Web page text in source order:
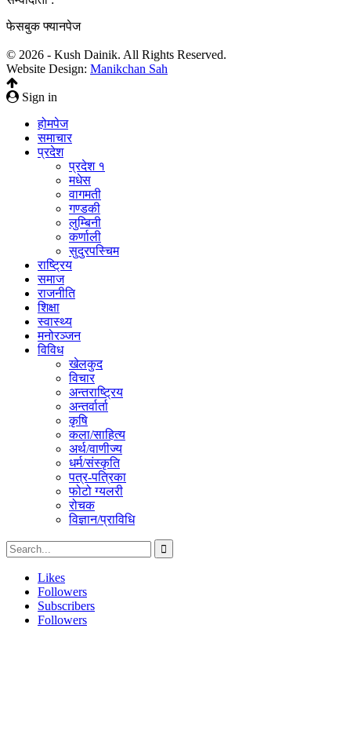
फेसबुक फ्यानपेज
© 2026 - Kush Dainik. All Rights Reserved.
Website Design: Manikchan Sah
Sign in
होमपेज
समाचार
प्रदेश
प्रदेश १
मधेस
वागमती
गण्डकी
लुम्बिनी
कर्णाली
सुदुरपस्चिम
राष्ट्रिय
समाज
राजनीति
शिक्षा
स्वास्थ्य
मनोरञ्जन
विविध
खेलकुद
विचार
अन्तराष्ट्रिय
अन्तर्वार्ता
कृषि
कला/साहित्य
अर्थ/वाणीज्य
धर्म/संस्कृति
पत्र-पत्रिका
फोटो ग्यलरी
रोचक
विज्ञान/प्राविधि
Likes
Followers
Subscribers
Followers